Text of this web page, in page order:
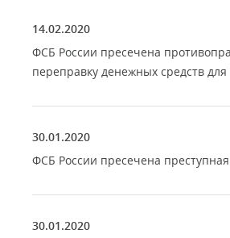
14.02.2020
ФСБ России пресечена
переправку денежных средств
30.01.2020
ФСБ России пресечена
30.01.2020